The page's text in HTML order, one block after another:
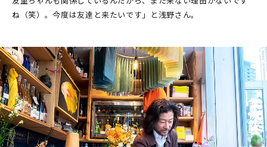
ね（笑）。今度は友達と来たいです」と浅野さん。